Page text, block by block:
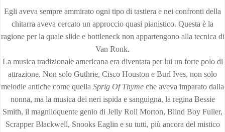
Egli aveva sempre ammirato ogni tipo di tastiera e nei confronti della
chitarra aveva cercato un approccio quasi pianistico. Questa è la
ragione per la quale slide e bottleneck non appartengono alla tecnica di
Van Ronk.
La musica tradizionale americana era diventata per lui un forte polo di
attrazione. Non solo Guthrie, Cisco Houston e Burl Ives, non solo
melodie antiche come quella Sprig Of Thyme che aveva imparato dalla
nonna, ma la musica dei neri ispida e sanguigna, la regina Bessie
Smith, il magniloquente genio di Jelly Roll Morton, Blind Boy Fuller,
Scrapper Blackwell, Snooks Eaglin e su tutti, più ancora del mistico